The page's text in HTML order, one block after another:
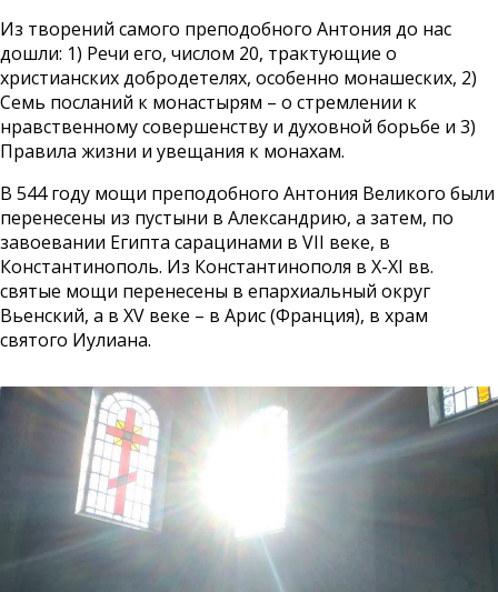
Из творений самого преподобного Антония до нас
дошли: 1) Речи его, числом 20, трактующие о
христианских добродетелях, особенно монашеских, 2)
Семь посланий к монастырям – о стремлении к
нравственному совершенству и духовной борьбе и 3)
Правила жизни и увещания к монахам.
В 544 году мощи преподобного Антония Великого были
перенесены из пустыни в Александрию, а затем, по
завоевании Египта сарацинами в VII веке, в
Константинополь. Из Константинополя в X-XI вв.
святые мощи перенесены в епархиальный округ
Вьенский, а в ХV веке – в Арис (Франция), в храм
святого Иулиана.